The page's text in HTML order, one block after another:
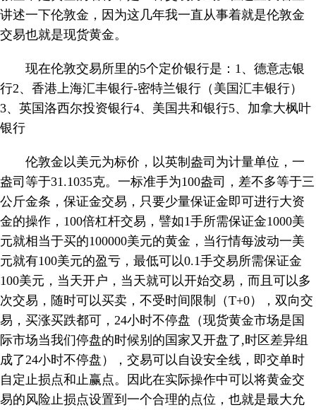
讲述一下伦敦金，因为这几年我一直从事着就是伦敦金
交易也就是现货黄金。
现在伦敦交易所里的5个定价银行是：1、德意志银
行2、香港上海汇丰银行-密特兰银行（美国汇丰银行）
3、英国洛西尔投资银行4、美国共和银行5、加拿大枫叶
银行
伦敦金以美元为标价，以英制盎司为计量单位，一
盎司等于31.1035克。一标准手为100盎司，差不多等于三
公斤金条，保证金交易，只要少量保证金即可进行大资
金的操作，100倍杠杆交易，譬如1手所需保证金1000美
元就相当于买的100000美元的黄金，当行情每波动一美
元就有100美元的盈亏，最低可以0.1手交易所需保证金
100美元，当天开户，当天就可以开始交易，而且可以多
次交易，随时可以买卖，不受时间限制（T+0），双向交
易，买涨买跌都可，24小时不停盘（现货黄金市场是国
际市场当我们停盘的时候别的国家又开盘了,时区差异组
成了24小时不停盘），交易可以自设安全线，即交单时
自定止损点和止赢点。因此在实际操作中可以将黄金交
易的风险止损点设置到一个合理的点位，也就是最大允